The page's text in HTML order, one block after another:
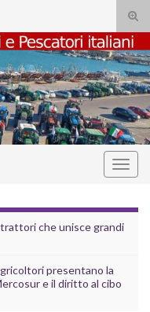
il
di
che unisce grandi
presentano la
e il diritto al cibo